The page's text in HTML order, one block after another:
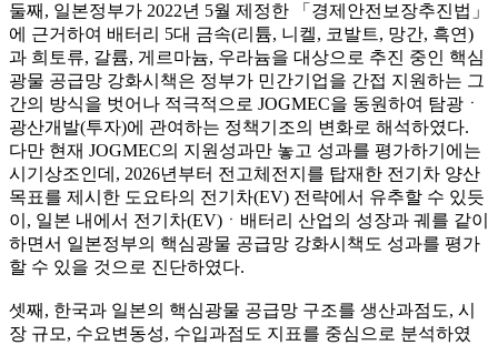
둘째, 일본정부가 2022년 5월 제정한 「경제안전보장추진법」
에 근거하여 배터리 5대 금속(리튬, 니켈, 코발트, 망간, 흑연)
과 희토류, 갈륨, 게르마늄, 우라늄을 대상으로 추진 중인 핵심
광물 공급망 강화시책은 정부가 민간기업을 간접 지원하는 그
간의 방식을 벗어나 적극적으로 JOGMEC을 동원하여 탐광ㆍ
광산개발(투자)에 관여하는 정책기조의 변화로 해석하였다.
다만 현재 JOGMEC의 지원성과만 놓고 성과를 평가하기에는
시기상조인데, 2026년부터 전고체전지를 탑재한 전기차 양산
목표를 제시한 도요타의 전기차(EV) 전략에서 유추할 수 있듯
이, 일본 내에서 전기차(EV)ㆍ배터리 산업의 성장과 궤를 같이
하면서 일본정부의 핵심광물 공급망 강화시책도 성과를 평가
할 수 있을 것으로 진단하였다.
셋째, 한국과 일본의 핵심광물 공급망 구조를 생산과점도, 시
장 규모, 수요변동성, 수입과점도 지표를 중심으로 분석하였